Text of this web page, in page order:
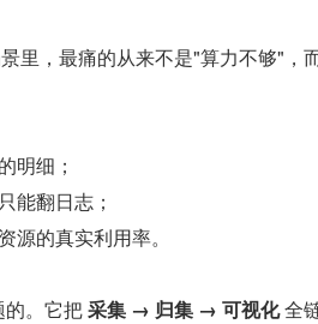
里，最痛的从来不是"算力不够"，
明细；
能翻日志；
源的真实利用率。
。它把 采集 → 归集 → 可视化 全